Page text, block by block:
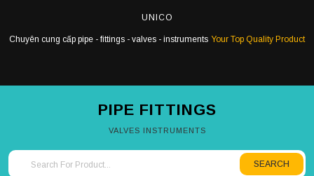
content
UNICO
Chuyên cung cấp pipe - fittings - valves - instruments Your Top Quality Product
PIPE FITTINGS
VALVES INSTRUMENTS
SEARCH